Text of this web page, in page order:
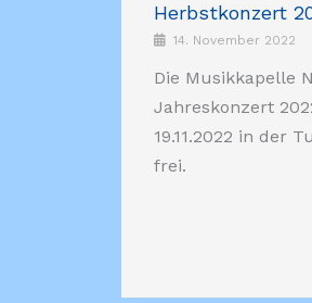
Herbstkonzert
14. November 2022
Die Musikkapelle
Jahreskonzert
19.11.2022 in der
frei.